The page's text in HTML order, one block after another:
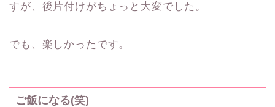
すが、後片付けがちょっと大変でした。
でも、楽しかったです。
ご飯になる(笑)